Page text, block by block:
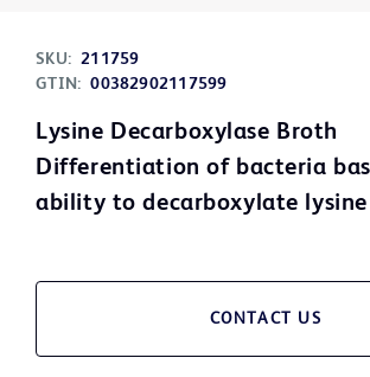
SKU: 211759
GTIN: 00382902117599
Lysine Decarboxylase Broth
Differentiation of bacteria
ability to decarboxylate lysine
CONTACT US